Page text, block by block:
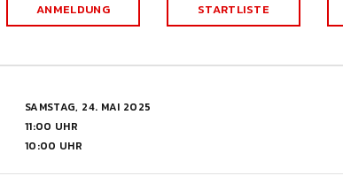
ANMELDUNG STARTLISTE
SAMSTAG, 24. MAI 2025
11:00 UHR
10:00 UHR